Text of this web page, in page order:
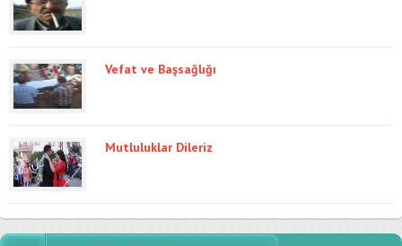
Vefat ve Başsağlığı
Mutluluklar Dileriz